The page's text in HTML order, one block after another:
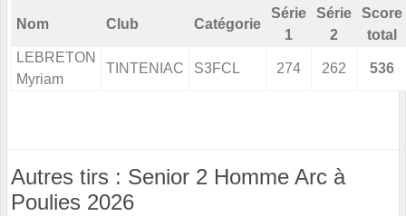
Nom Club Catégorie
Série
1
Série
2
Score
total
LEBRETON
Myriam
TINTENIAC S3FCL 274 262 536
Autres tirs : Senior 2 Homme Arc à
Poulies 2026